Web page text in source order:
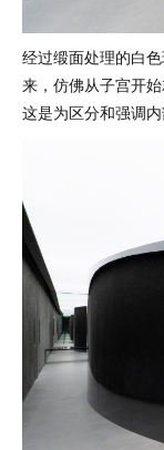
经过缎面处理的白
来，仿佛从子宫开
这是为区分和强调